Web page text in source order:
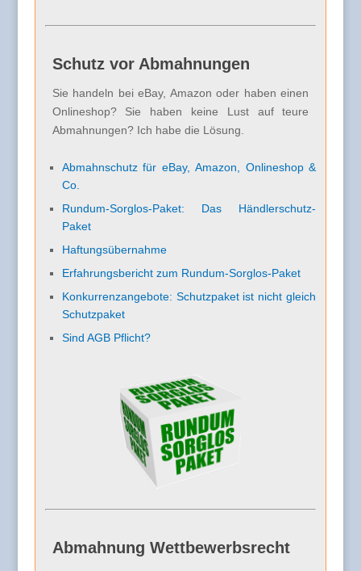
Schutz vor Abmahnungen
Sie handeln bei eBay, Amazon oder haben einen
Onlineshop? Sie haben keine Lust auf teure
Abmahnungen? Ich habe die Lösung.
Abmahnschutz für eBay, Amazon, Onlineshop &
Co.
Rundum-Sorglos-Paket: Das Händlerschutz-
Paket
Haftungsübernahme
Erfahrungsbericht zum Rundum-Sorglos-Paket
Konkurrenzangebote: Schutzpaket ist nicht gleich
Schutzpaket
Sind AGB Pflicht?
Abmahnung Wettbewerbsrecht